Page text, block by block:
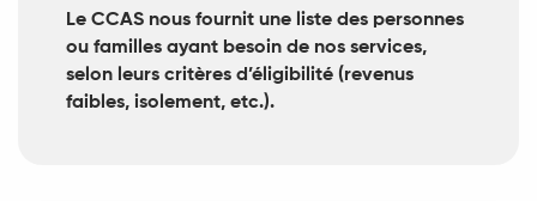
Le CCAS nous fournit une liste des personnes
ou familles ayant besoin de nos services,
selon leurs critères d’éligibilité (revenus
faibles, isolement, etc.).